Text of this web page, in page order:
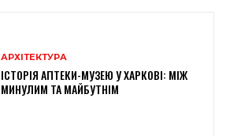
АРХІТЕКТУРА
ІСТОРІЯ АПТЕКИ-МУЗЕЮ У ХАРКОВІ: МІЖ
МИНУЛИМ ТА МАЙБУТНІМ